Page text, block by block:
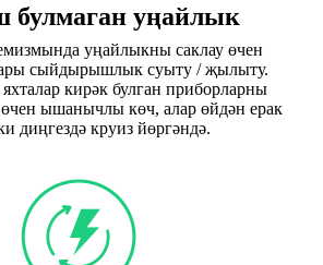
булмаган уңайлык
уңайлыкны саклау өчен
сыйдырышлык суыту / җылыту.
кирәк булган приборларны
ышанычлы көч, алар өйдән ерак
диңгездә круиз йөргәндә.